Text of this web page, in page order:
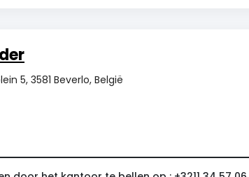
5, 3581 Beverlo, België